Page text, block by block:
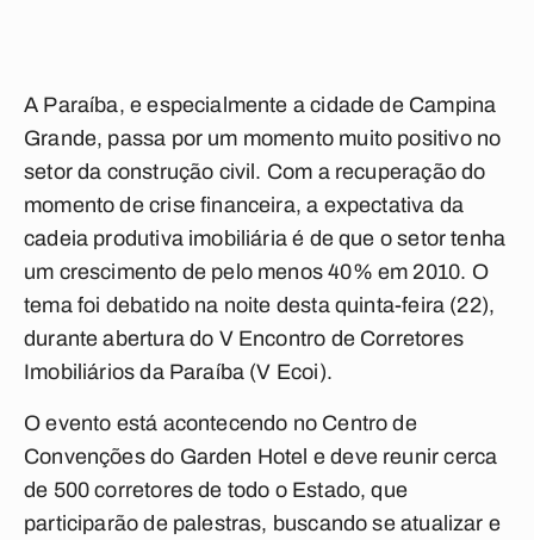
A Paraíba, e especialmente a cidade de Campina
Grande, passa por um momento muito positivo no
setor da construção civil. Com a recuperação do
momento de crise financeira, a expectativa da
cadeia produtiva imobiliária é de que o setor tenha
um crescimento de pelo menos 40% em 2010. O
tema foi debatido na noite desta quinta-feira (22),
durante abertura do V Encontro de Corretores
Imobiliários da Paraíba (V Ecoi).
O evento está acontecendo no Centro de
Convenções do Garden Hotel e deve reunir cerca
de 500 corretores de todo o Estado, que
participarão de palestras, buscando se atualizar e